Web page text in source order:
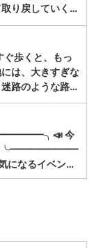
り戻していく…
ぐ歩くと、もっ
は、大きすぎな
路のような路…
今
📣╰━━━━━━━
なるイベン…